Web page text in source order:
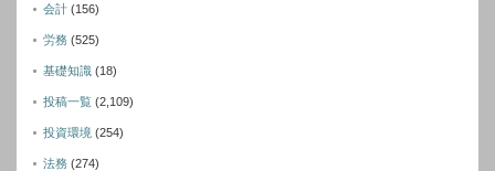
会計 (156)
労務 (525)
基礎知識 (18)
投稿一覧 (2,109)
投資環境 (254)
法務 (274)